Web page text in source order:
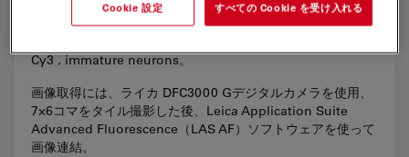
青：DAPI-nuclei / 緑：anti Nestin-Cy2 , Astrocytes /
Cy3 , immature neurons。
画像取得には、ライカ DFC3000 Gデジタルカメラを使用、
7×6コマをタイル撮影した後、Leica Application Suite
Advanced Fluorescence（LAS AF）ソフトウェアを使って
画像連結。
Cookie 設定 すべての Cookie を受け入れる